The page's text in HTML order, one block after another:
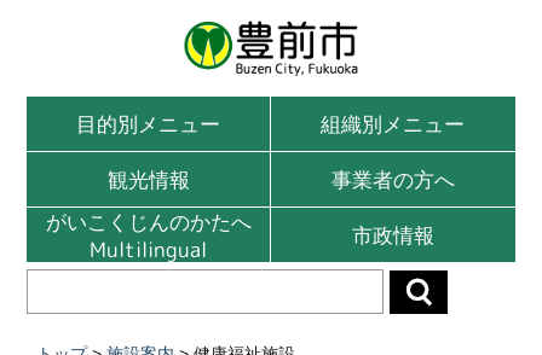
目的別メニュー
組織別メニュー
観光情報
事業者の方へ
がいこくじんのかたへ
Multilingual
市政情報